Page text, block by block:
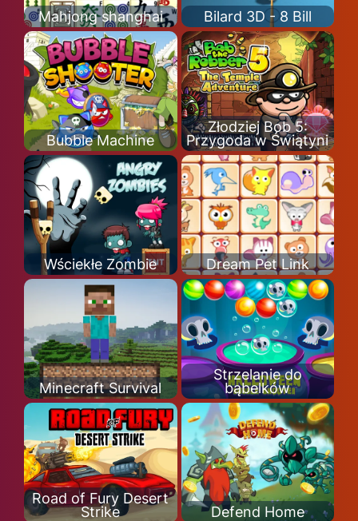
Mahjong shanghai Bilard 3D - 8 Bill
Bubble Machine
Złodziej Bob 5:
Przygoda w Świątyni
Wściekłe Zombie Dream Pet Link
Minecraft Survival
Strzelanie do
bąbelków
Road of Fury Desert
Strike
Defend Home